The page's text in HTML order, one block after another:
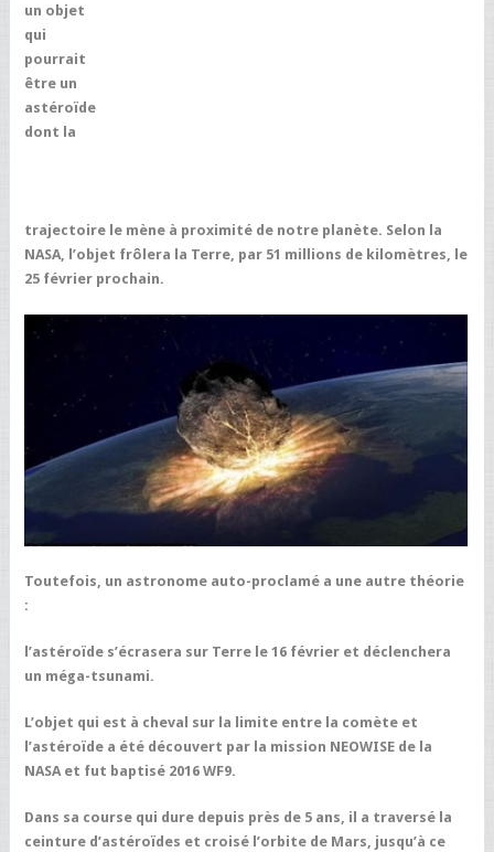
un objet
qui
pourrait
être un
astéroïde
dont la
trajectoire le mène à proximité de notre planète. Selon la
NASA, l’objet frôlera la Terre, par 51 millions de kilomètres, le
25 février prochain.
Toutefois, un astronome auto-proclamé a une autre théorie
:
l’astéroïde s’écrasera sur Terre le 16 février et déclenchera
un méga-tsunami.
L’objet qui est à cheval sur la limite entre la comète et
l’astéroïde a été découvert par la mission NEOWISE de la
NASA et fut baptisé 2016 WF9.
Dans sa course qui dure depuis près de 5 ans, il a traversé la
ceinture d’astéroïdes et croisé l’orbite de Mars, jusqu’à ce